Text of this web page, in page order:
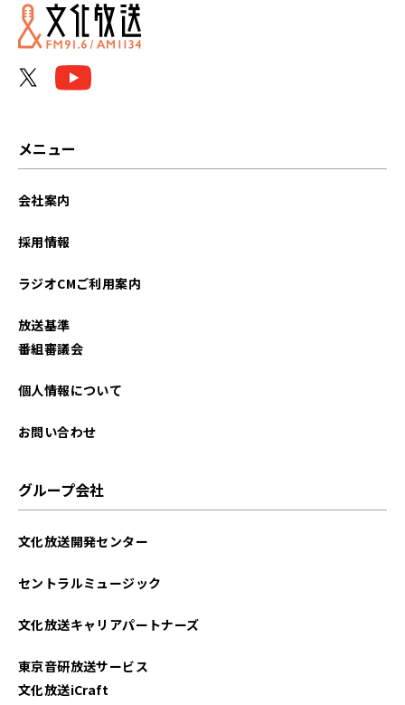
メニュー
会社案内
採用情報
ラジオCMご利用案内
放送基準
番組審議会
個人情報について
お問い合わせ
グループ会社
文化放送開発センター
セントラルミュージック
文化放送キャリアパートナーズ
東京音研放送サービス
文化放送iCraft